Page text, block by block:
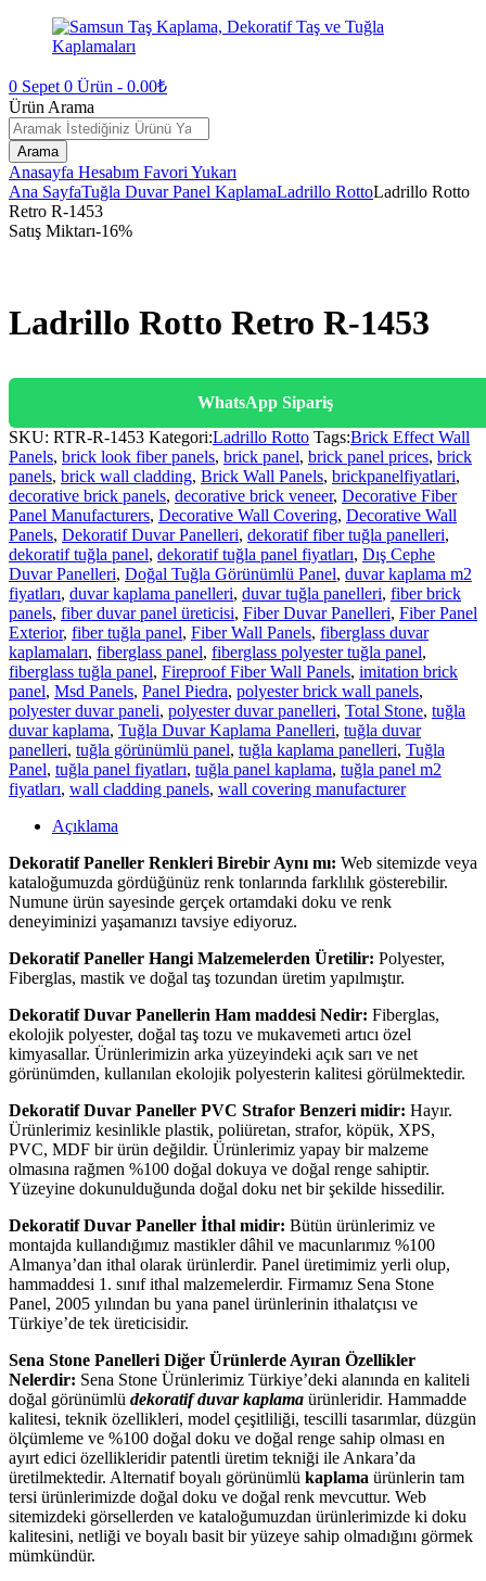
0 Sepet 0 Ürün - 0.00₺
Ürün Arama
Arama
Anasayfa Hesabım Favori Yukarı
Ana SayfaTuğla Duvar Panel KaplamaLadrillo RottoLadrillo Rotto
Retro R-1453
Satış Miktarı-16%
Ladrillo Rotto Retro R-1453
WhatsApp Sipariş
SKU: RTR-R-1453 Kategori:Ladrillo Rotto Tags:Brick Effect Wall
Panels, brick look fiber panels, brick panel, brick panel prices, brick
panels, brick wall cladding, Brick Wall Panels, brickpanelfiyatlari,
decorative brick panels, decorative brick veneer, Decorative Fiber
Panel Manufacturers, Decorative Wall Covering, Decorative Wall
Panels, Dekoratif Duvar Panelleri, dekoratif fiber tuğla panelleri,
dekoratif tuğla panel, dekoratif tuğla panel fiyatları, Dış Cephe
Duvar Panelleri, Doğal Tuğla Görünümlü Panel, duvar kaplama m2
fiyatları, duvar kaplama panelleri, duvar tuğla panelleri, fiber brick
panels, fiber duvar panel üreticisi, Fiber Duvar Panelleri, Fiber Panel
Exterior, fiber tuğla panel, Fiber Wall Panels, fiberglass duvar
kaplamaları, fiberglass panel, fiberglass polyester tuğla panel,
fiberglass tuğla panel, Fireproof Fiber Wall Panels, imitation brick
panel, Msd Panels, Panel Piedra, polyester brick wall panels,
polyester duvar paneli, polyester duvar panelleri, Total Stone, tuğla
duvar kaplama, Tuğla Duvar Kaplama Panelleri, tuğla duvar
panelleri, tuğla görünümlü panel, tuğla kaplama panelleri, Tuğla
Panel, tuğla panel fiyatları, tuğla panel kaplama, tuğla panel m2
fiyatları, wall cladding panels, wall covering manufacturer
Açıklama
Dekoratif Paneller Renkleri Birebir Aynı mı: Web sitemizde veya
kataloğumuzda gördüğünüz renk tonlarında farklılık gösterebilir.
Numune ürün sayesinde gerçek ortamdaki doku ve renk
deneyiminizi yaşamanızı tavsiye ediyoruz.
Dekoratif Paneller Hangi Malzemelerden Üretilir: Polyester,
Fiberglas, mastik ve doğal taş tozundan üretim yapılmıştır.
Dekoratif Duvar Panellerin Ham maddesi Nedir: Fiberglas,
ekolojik polyester, doğal taş tozu ve mukavemeti artıcı özel
kimyasallar. Ürünlerimizin arka yüzeyindeki açık sarı ve net
görünümden, kullanılan ekolojik polyesterin kalitesi görülmektedir.
Dekoratif Duvar Paneller PVC Strafor Benzeri midir: Hayır.
Ürünlerimiz kesinlikle plastik, poliüretan, strafor, köpük, XPS,
PVC, MDF bir ürün değildir. Ürünlerimiz yapay bir malzeme
olmasına rağmen %100 doğal dokuya ve doğal renge sahiptir.
Yüzeyine dokunulduğunda doğal doku net bir şekilde hissedilir.
Dekoratif Duvar Paneller İthal midir: Bütün ürünlerimiz ve
montajda kullandığımız mastikler dâhil ve macunlarımız %100
Almanya’dan ithal olarak ürünlerdir. Panel üretimimiz yerli olup,
hammaddesi 1. sınıf ithal malzemelerdir. Firmamız Sena Stone
Panel, 2005 yılından bu yana panel ürünlerinin ithalatçısı ve
Türkiye’de tek üreticisidir.
Sena Stone Panelleri Diğer Ürünlerde Ayıran Özellikler
Nelerdir: Sena Stone Ürünlerimiz Türkiye’deki alanında en kaliteli
doğal görünümlü dekoratif duvar kaplama ürünleridir. Hammadde
kalitesi, teknik özellikleri, model çeşitliliği, tescilli tasarımlar, düzgün
ölçümleme ve %100 doğal doku ve doğal renge sahip olması en
ayırt edici özellikleridir patentli üretim tekniği ile Ankara’da
üretilmektedir. Alternatif boyalı görünümlü kaplama ürünlerin tam
tersi ürünlerimizde doğal doku ve doğal renk mevcuttur. Web
sitemizdeki görsellerden ve kataloğumuzdan ürünlerimizde ki doku
kalitesini, netliği ve boyalı basit bir yüzeye sahip olmadığını görmek
mümkündür.